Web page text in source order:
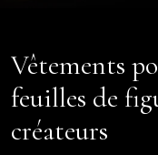
Vêtements
feuilles de
créateurs